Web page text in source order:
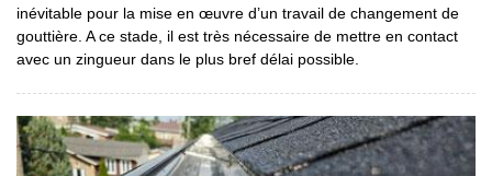
inévitable pour la mise en œuvre d’un travail de changement de
gouttière. A ce stade, il est très nécessaire de mettre en contact
avec un zingueur dans le plus bref délai possible.